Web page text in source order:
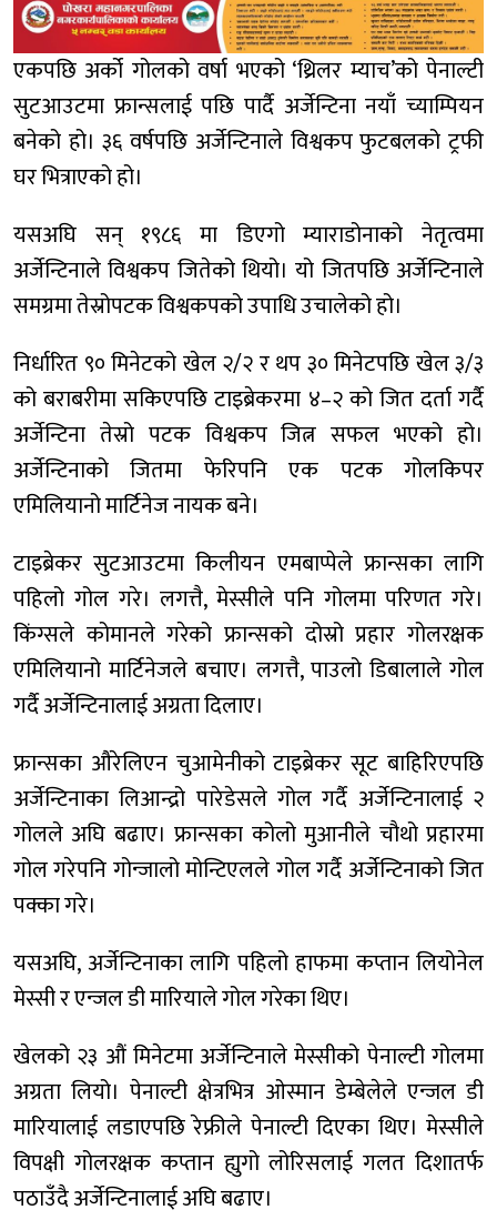
एकपछि अर्को गोलको वर्षा भएको ‘थ्रिलर म्याच’को पेनाल्टी
सुटआउटमा फ्रान्सलाई पछि पार्दै अर्जेन्टिना नयाँ च्याम्पियन
बनेको हो। ३६ वर्षपछि अर्जेन्टिनाले विश्वकप फुटबलको ट्रफी
घर भित्राएको हो।
यसअघि सन् १९८६ मा डिएगो म्याराडोनाको नेतृत्वमा
अर्जेन्टिनाले विश्वकप जितेको थियो। यो जितपछि अर्जेन्टिनाले
समग्रमा तेस्रोपटक विश्वकपको उपाधि उचालेको हो।
निर्धारित ९० मिनेटको खेल २/२ र थप ३० मिनेटपछि खेल ३/३
को बराबरीमा सकिएपछि टाइब्रेकरमा ४–२ को जित दर्ता गर्दै
अर्जेन्टिना तेस्रो पटक विश्वकप जित्न सफल भएको हो।
अर्जेन्टिनाको जितमा फेरिपनि एक पटक गोलकिपर
एमिलियानो मार्टिनेज नायक बने।
टाइब्रेकर सुटआउटमा किलीयन एमबाप्पेले फ्रान्सका लागि
पहिलो गोल गरे। लगत्तै, मेस्सीले पनि गोलमा परिणत गरे।
किंग्सले कोमानले गरेको फ्रान्सको दोस्रो प्रहार गोलरक्षक
एमिलियानो मार्टिनेजले बचाए। लगत्तै, पाउलो डिबालाले गोल
गर्दै अर्जेन्टिनालाई अग्रता दिलाए।
फ्रान्सका औरेलिएन चुआमेनीको टाइब्रेकर सूट बाहिरिएपछि
अर्जेन्टिनाका लिआन्द्रो पारेडेसले गोल गर्दै अर्जेन्टिनालाई २
गोलले अघि बढाए। फ्रान्सका कोलो मुआनीले चौथो प्रहारमा
गोल गरेपनि गोन्जालो मोन्टिएलले गोल गर्दै अर्जेन्टिनाको जित
पक्का गरे।
यसअघि, अर्जेन्टिनाका लागि पहिलो हाफमा कप्तान लियोनेल
मेस्सी र एन्जल डी मारियाले गोल गरेका थिए।
खेलको २३ औं मिनेटमा अर्जेन्टिनाले मेस्सीको पेनाल्टी गोलमा
अग्रता लियो। पेनाल्टी क्षेत्रभित्र ओस्मान डेम्बेलेले एन्जल डी
मारियालाई लडाएपछि रेफ्रीले पेनाल्टी दिएका थिए। मेस्सीले
विपक्षी गोलरक्षक कप्तान ह्युगो लोरिसलाई गलत दिशातर्फ
पठाउँदै अर्जेन्टिनालाई अघि बढाए।